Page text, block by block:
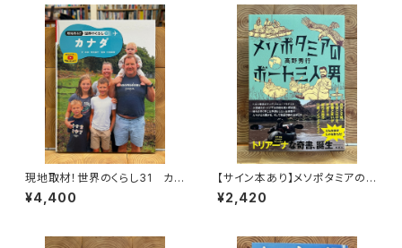
現地取材！世界のくらし31 カナ
ダ
¥4,400
【サイン本あり】メソポタミアの
ボート三人男
¥2,420